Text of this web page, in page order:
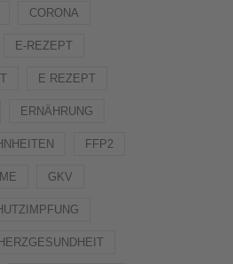
CORONA
E-REZEPT
E REZEPT
ERNÄHRUNG
FFP2
GKV
HERZGESUNDHEIT